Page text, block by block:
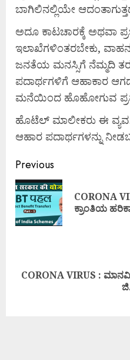
ಬಾಗಿಲಿನಲ್ಲಿಯೇ
ಅದೂ ಕಾಟಚಾರಕ್ಕೆ ಅಥವಾ
ಇಲಾಖೆಗಳಿಂತರಬೇಕು,
ಜನತೆಯ ಮನಸ್ಸಿಗೆ ನೆಮ್ಮದಿ
ಪದಾರ್ಥಗಳಿಗೆ ಆಹಾಕಾರ
ಮನೆಯಿಂದ ಹೊಹೋಗುವ
ಹೊಟೆಲ್ ಮಾಲೀಕರು ಈ
ಆಹಾರ ಪದಾರ್ಥಗಳನ್ನು
Previous
CORONA
ಕ್ರಾಂತಿಯ
CORONA VIRUS :